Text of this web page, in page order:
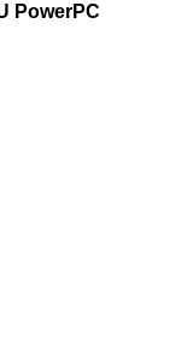
PowerPC